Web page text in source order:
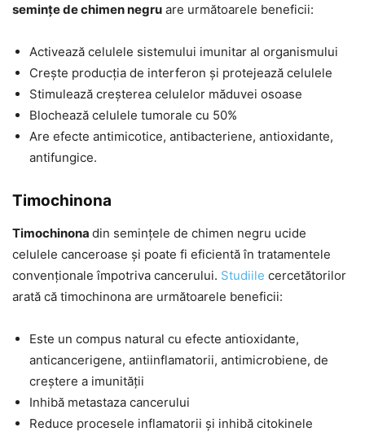
semințe de chimen negru are următoarele beneficii:
Activează celulele sistemului imunitar al organismului
Crește producția de interferon și protejează celulele
Stimulează creșterea celulelor măduvei osoase
Blochează celulele tumorale cu 50%
Are efecte antimicotice, antibacteriene, antioxidante,
antifungice.
Timochinona
Timochinona din semințele de chimen negru ucide
celulele canceroase și poate fi eficientă în tratamentele
convenționale împotriva cancerului. Studiile cercetătorilor
arată că timochinona are următoarele beneficii:
Este un compus natural cu efecte antioxidante,
anticancerigene, antiinflamatorii, antimicrobiene, de
creștere a imunității
Inhibă metastaza cancerului
Reduce procesele inflamatorii și inhibă citokinele